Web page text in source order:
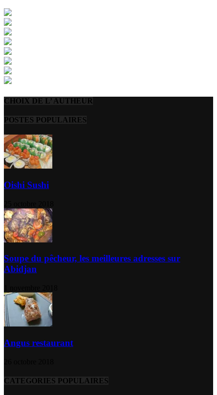
CHOIX DE L’ AUTHEUR
POSTES POPULAIRES
Oishi Sushi
Soupe du pêcheur, les meilleures adresses sur
Abidjan
Angus restaurant
CATEGORIES POPULAIRES